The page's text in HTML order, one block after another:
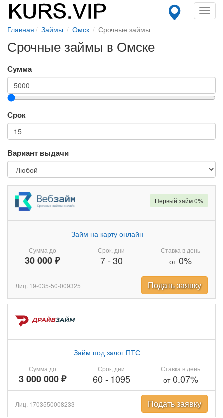
Главная Займы Омск Срочные займы
Срочные займы в Омске
Сумма
Срок
Вариант выдачи
Сумма до
30 000 ₽
Займ на карту онлайн
Срок, дни
7- 30
Ставка в день
от0%
Первый займ 0%
Лиц. 19-035-50-009325 Подать заявку
Сумма до
3 000 000 ₽
Займ под залог ПТС
Срок, дни
60 - 1095
Ставка в день
от0.07%
Лиц. 1703550008233 Подать заявку